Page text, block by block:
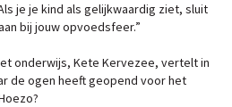
je je kind als gelijkwaardig ziet, sluit
bij jouw opvoedsfeer.”
onderwijs, Kete Kervezee, vertelt in
de ogen heeft geopend voor het